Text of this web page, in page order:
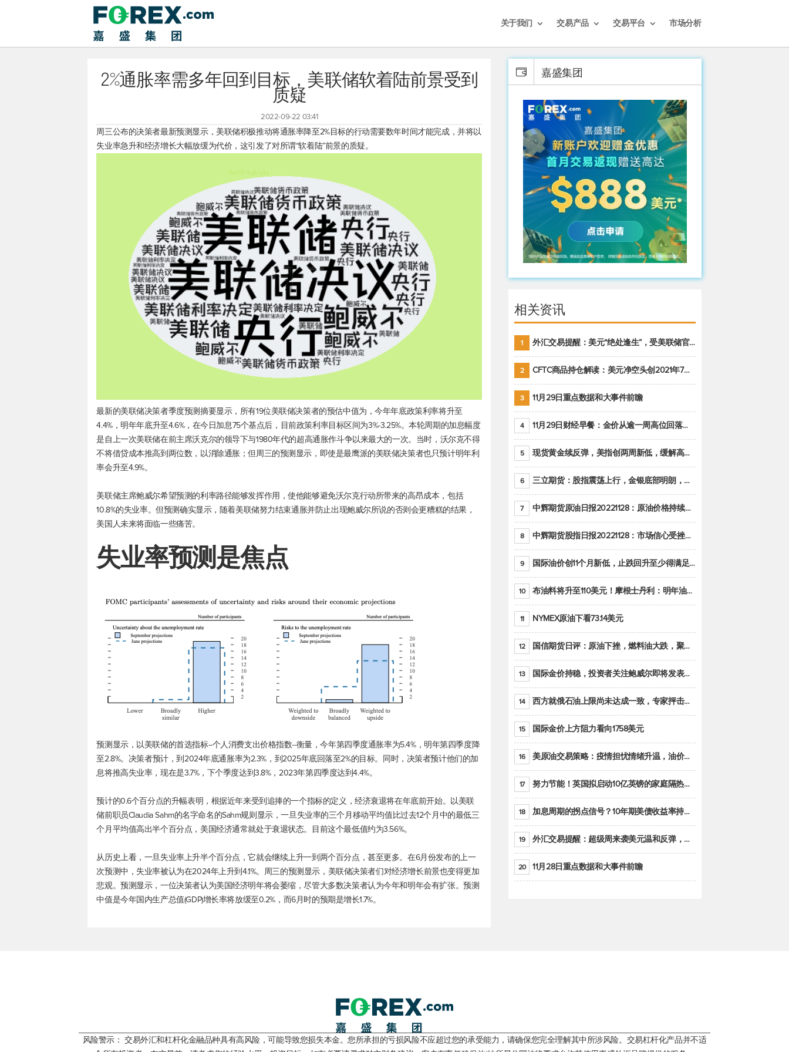
关于我们 交易产品 交易平台 市场分析
2%通胀率需多年回到目标，美联储软着陆前景受到
质疑
2022-09-22 03:41
周三公布的决策者最新预测显示，美联储积极推动将通胀率降至2%目标的行动需要数年时间才能完成，并将以
失业率急升和经济增长大幅放缓为代价，这引发了对所谓“软着陆”前景的质疑。
最新的美联储决策者季度预测摘要显示，所有19位美联储决策者的预估中值为，今年年底政策利率将升至
4.4%，明年年底升至4.6%，在今日加息75个基点后，目前政策利率目标区间为3%-3.25%。本轮周期的加息幅度
是自上一次美联储在前主席沃克尔的领导下与1980年代的超高通胀作斗争以来最大的一次。当时，沃尔克不得
不将借贷成本推高到两位数，以消除通胀；但周三的预测显示，即使是最鹰派的美联储决策者也只预计明年利
率会升至4.9%。
美联储主席鲍威尔希望预测的利率路径能够发挥作用，使他能够避免沃尔克行动所带来的高昂成本，包括
10.8%的失业率。但预测确实显示，随着美联储努力结束通胀并防止出现鲍威尔所说的否则会更糟糕的结果，
美国人未来将面临一些痛苦。
失业率预测是焦点
预测显示，以美联储的首选指标--个人消费支出价格指数--衡量，今年第四季度通胀率为5.4%，明年第四季度降
至2.8%。决策者预计，到2024年底通胀率为2.3%，到2025年底回落至2%的目标。同时，决策者预计他们的加
息将推高失业率，现在是3.7%，下个季度达到3.8%，2023年第四季度达到4.4%。
预计的0.6个百分点的升幅表明，根据近年来受到追捧的一个指标的定义，经济衰退将在年底前开始。以美联
储前职员Claudia Sahm的名字命名的Sahm规则显示，一旦失业率的三个月移动平均值比过去12个月中的最低三
个月平均值高出半个百分点，美国经济通常就处于衰退状态。目前这个最低值约为3.56%。
从历史上看，一旦失业率上升半个百分点，它就会继续上升一到两个百分点，甚至更多。在6月份发布的上一
次预测中，失业率被认为在2024年上升到4.1%。周三的预测显示，美联储决策者们对经济增长前景也变得更加
悲观。预测显示，一位决策者认为美国经济明年将会萎缩，尽管大多数决策者认为今年和明年会有扩张。预测
中值是今年国内生产总值(GDP)增长率将放缓至0.2%，而6月时的预期是增长1.7%。
嘉盛集团
相关资讯
1 外汇交易提醒：美元“绝处逢生”，受美联储官员鹰派讲话支撑
2 CFTC商品持仓解读：美元净空头创2021年7月以来最大，黄金期货投机性净多头头寸减少
3 11月29日重点数据和大事件前瞻
4 11月29日财经早餐：金价从逾一周高位回落，美联储官员重申鹰派立场推动美元回升
5 现货黄金续反弹，美指创两周新低，缓解高通胀美国须治本
6 三立期货：股指震荡上行，金银底部明朗，原油偏弱走势(20221128收评)
7 中辉期货原油日报20221128：原油价格持续下降，市场关注OPEC+新一轮产能政策
8 中辉期货股指日报20221128：市场信心受挫，股指全线回调
9 国际油价创11个月新低，止跌回升至少得满足二大条件之一
10 布油料将升至110美元！摩根士丹利：明年油市面临七大不确定性
11 NYMEX原油下看73.14美元
12 国信期货日评：原油下挫，燃料油大跌，聚烯烃谨慎回调
13 国际金价持稳，投资者关注鲍威尔即将发表的讲话
14 西方就俄石油上限尚未达成一致，专家抨击限价是无用功
15 国际金价上方阻力看向1758美元
16 美原油交易策略：疫情担忧情绪升温，油价跌创年内新低
17 努力节能！英国拟启动10亿英镑的家庭隔热工程 减少能源消耗
18 加息周期的拐点信号？10年期美债收益率持续低于联邦基金利率目标区间
19 外汇交易提醒：超级周来袭美元温和反弹，警惕筑底可能性
20 11月28日重点数据和大事件前瞻
风险警示： 交易外汇和杠杆化金融品种具有高风险，可能导致您损失本金。您所承担的亏损风险不应超过您的承受能力，请确保您完全理解其中所涉风险。交易杠杆化产品并不适